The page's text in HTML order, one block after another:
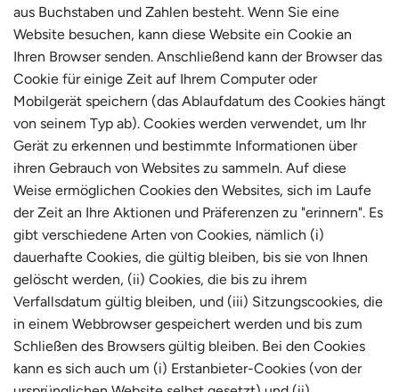
aus Buchstaben und Zahlen besteht. Wenn Sie eine
Website besuchen, kann diese Website ein Cookie an
Ihren Browser senden. Anschließend kann der Browser das
Cookie für einige Zeit auf Ihrem Computer oder
Mobilgerät speichern (das Ablaufdatum des Cookies hängt
von seinem Typ ab). Cookies werden verwendet, um Ihr
Gerät zu erkennen und bestimmte Informationen über
ihren Gebrauch von Websites zu sammeln. Auf diese
Weise ermöglichen Cookies den Websites, sich im Laufe
der Zeit an Ihre Aktionen und Präferenzen zu "erinnern". Es
gibt verschiedene Arten von Cookies, nämlich (i)
dauerhafte Cookies, die gültig bleiben, bis sie von Ihnen
gelöscht werden, (ii) Cookies, die bis zu ihrem
Verfallsdatum gültig bleiben, und (iii) Sitzungscookies, die
in einem Webbrowser gespeichert werden und bis zum
Schließen des Browsers gültig bleiben. Bei den Cookies
kann es sich auch um (i) Erstanbieter-Cookies (von der